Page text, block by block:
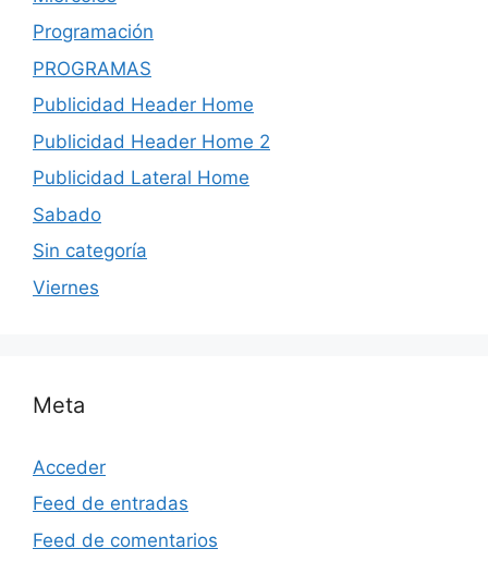
Programación
PROGRAMAS
Publicidad Header Home
Publicidad Header Home 2
Publicidad Lateral Home
Sabado
Sin categoría
Viernes
Meta
Acceder
Feed de entradas
Feed de comentarios